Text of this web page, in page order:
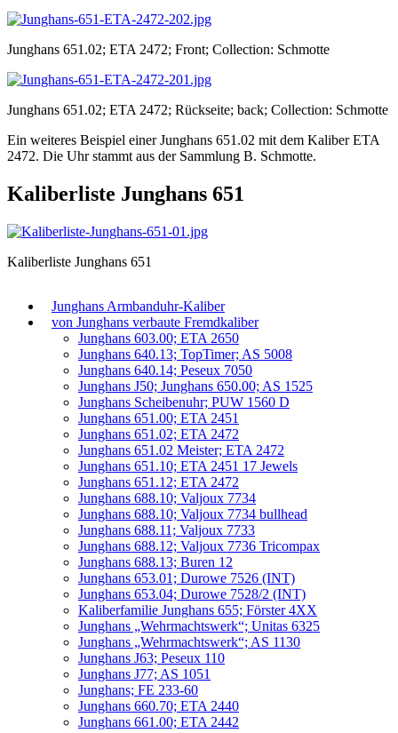
Junghans 651.02; ETA 2472; Front; Collection: Schmotte
Junghans 651.02; ETA 2472; Rückseite; back; Collection: Schmotte
Ein weiteres Beispiel einer Junghans 651.02 mit dem Kaliber ETA
2472. Die Uhr stammt aus der Sammlung B. Schmotte.
Kaliberliste Junghans 651
Kaliberliste Junghans 651
Junghans Armbanduhr-Kaliber
von Junghans verbaute Fremdkaliber
Junghans 603.00; ETA 2650
Junghans 640.13; TopTimer; AS 5008
Junghans 640.14; Peseux 7050
Junghans J50; Junghans 650.00; AS 1525
Junghans Scheibenuhr; PUW 1560 D
Junghans 651.00; ETA 2451
Junghans 651.02; ETA 2472
Junghans 651.02 Meister; ETA 2472
Junghans 651.10; ETA 2451 17 Jewels
Junghans 651.12; ETA 2472
Junghans 688.10; Valjoux 7734
Junghans 688.10; Valjoux 7734 bullhead
Junghans 688.11; Valjoux 7733
Junghans 688.12; Valjoux 7736 Tricompax
Junghans 688.13; Buren 12
Junghans 653.01; Durowe 7526 (INT)
Junghans 653.04; Durowe 7528/2 (INT)
Kaliberfamilie Junghans 655; Förster 4XX
Junghans „Wehrmachtswerk“; Unitas 6325
Junghans „Wehrmachtswerk“; AS 1130
Junghans J63; Peseux 110
Junghans J77; AS 1051
Junghans; FE 233-60
Junghans 660.70; ETA 2440
Junghans 661.00; ETA 2442